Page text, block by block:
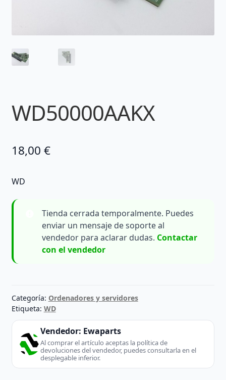
WD50000AAKX
18,00 €
WD
Tienda cerrada temporalmente. Puedes
enviar un mensaje de soporte al
vendedor para aclarar dudas. Contactar
con el vendedor
Categoría: Ordenadores y servidores
Etiqueta: WD
Vendedor: Ewaparts
Al comprar el artículo aceptas la política de
devoluciones del vendedor, puedes consultarla en el
desplegable inferior.